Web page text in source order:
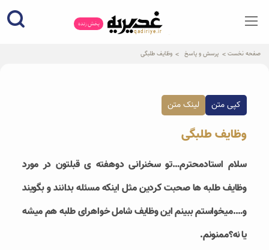
qadiriye.ir
نشریه ی غدیریه-بیانات استاد
پخش زنده
صفحه نخست پرسش و پاسخ وظایف طلبگی
کپی متن لینک متن
وظایف طلبگی
سلام استادمحترم…تو سخنرانی دوهفته ی قبلتون در مورد
وظایف طلبه ها صحبت کردین مثل اینکه مسئله بدانند و بگویند
و….میخواستم ببینم این وظایف شامل خواهرای طلبه هم میشه
یا نه؟ممنونم.